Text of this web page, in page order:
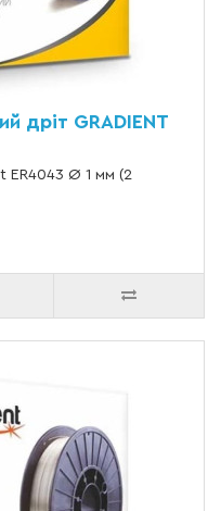
дріт GRADIENT
ER4043 Ø 1 мм (2